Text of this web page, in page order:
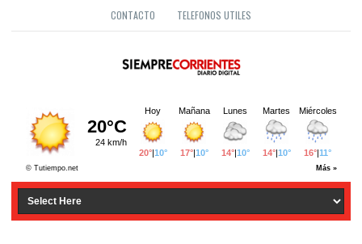
CONTACTO TELEFONOS UTILES